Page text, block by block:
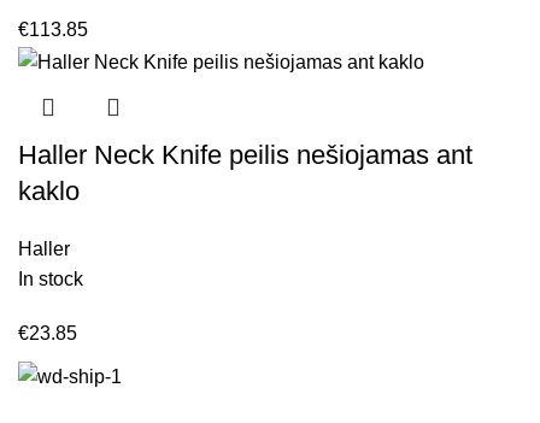
€113.85
Haller Neck Knife peilis nešiojamas ant
kaklo
Haller
In stock
€23.85